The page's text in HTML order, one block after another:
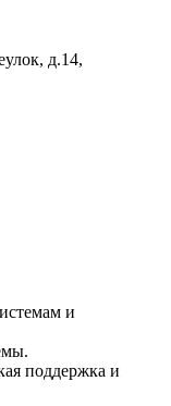
д.14,
и
поддержка и